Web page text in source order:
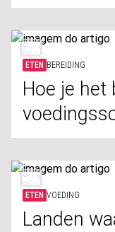
ETEN BEREIDING
Hoe je het
ETEN VOEDING
Landen